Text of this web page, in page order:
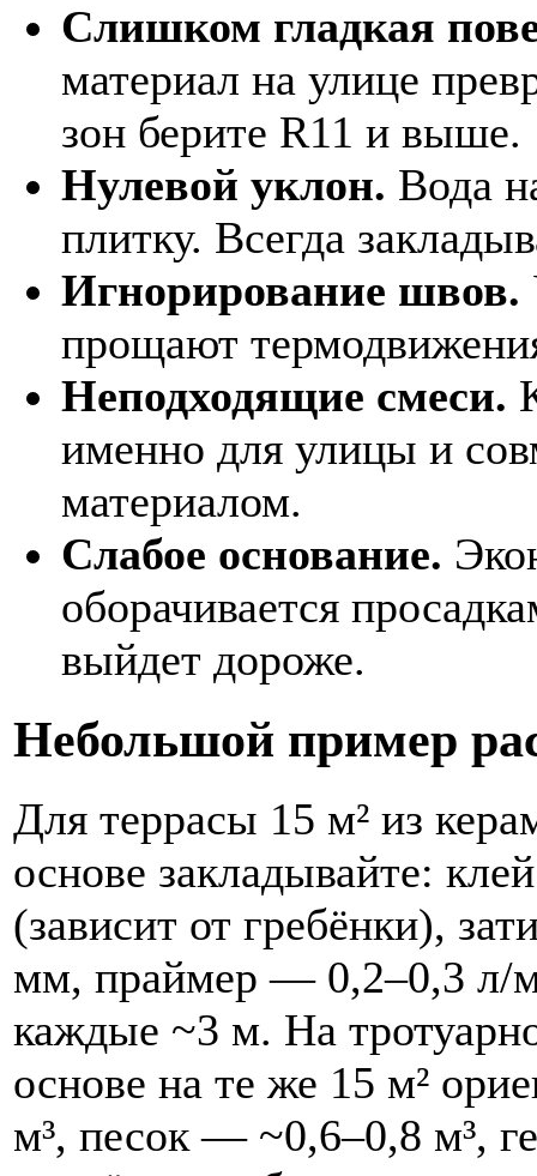
Слишком гладкая
материал на улице
зон берите R11 и выше.
Нулевой уклон. Вода
плитку. Всегда
Игнорирование швов.
прощают
Неподходящие смеси.
именно для улицы и
материалом.
Слабое основание.
оборачивается
выйдет дороже.
Небольшой пример
Для террасы 15 м² из
основе закладывайте:
(зависит от гребёнки),
мм, праймер — 0,2–0,3 л/
каждые ~3 м. На
основе на те же 15 м²
м³, песок — ~0,6–0,8 м³,